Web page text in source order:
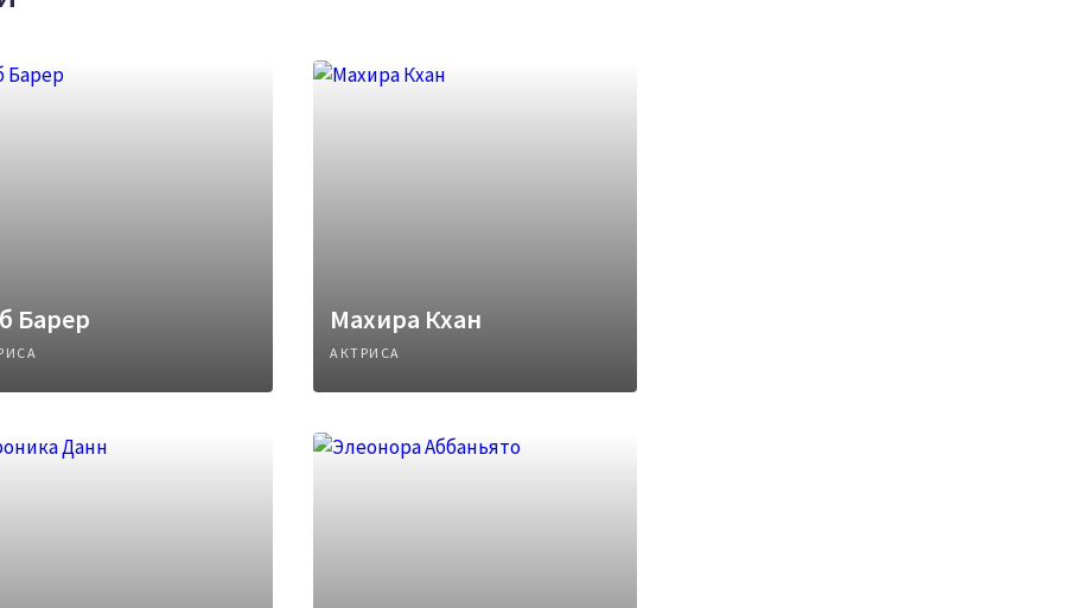
Барер Махира Кхан
АКТРИСА